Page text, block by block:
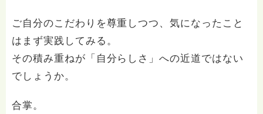
ご自分のこだわりを尊重しつつ、気になったこと
はまず実践してみる。
その積み重ねが「自分らしさ」への近道ではない
でしょうか。
合掌。